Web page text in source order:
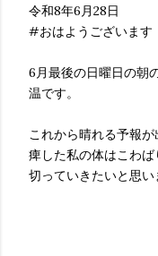
令和8年6月28日
#おはようございます
6月最後の日曜日の朝
温です。
これから晴れる予報
痺した私の体はこわ
切っていきたいと思い